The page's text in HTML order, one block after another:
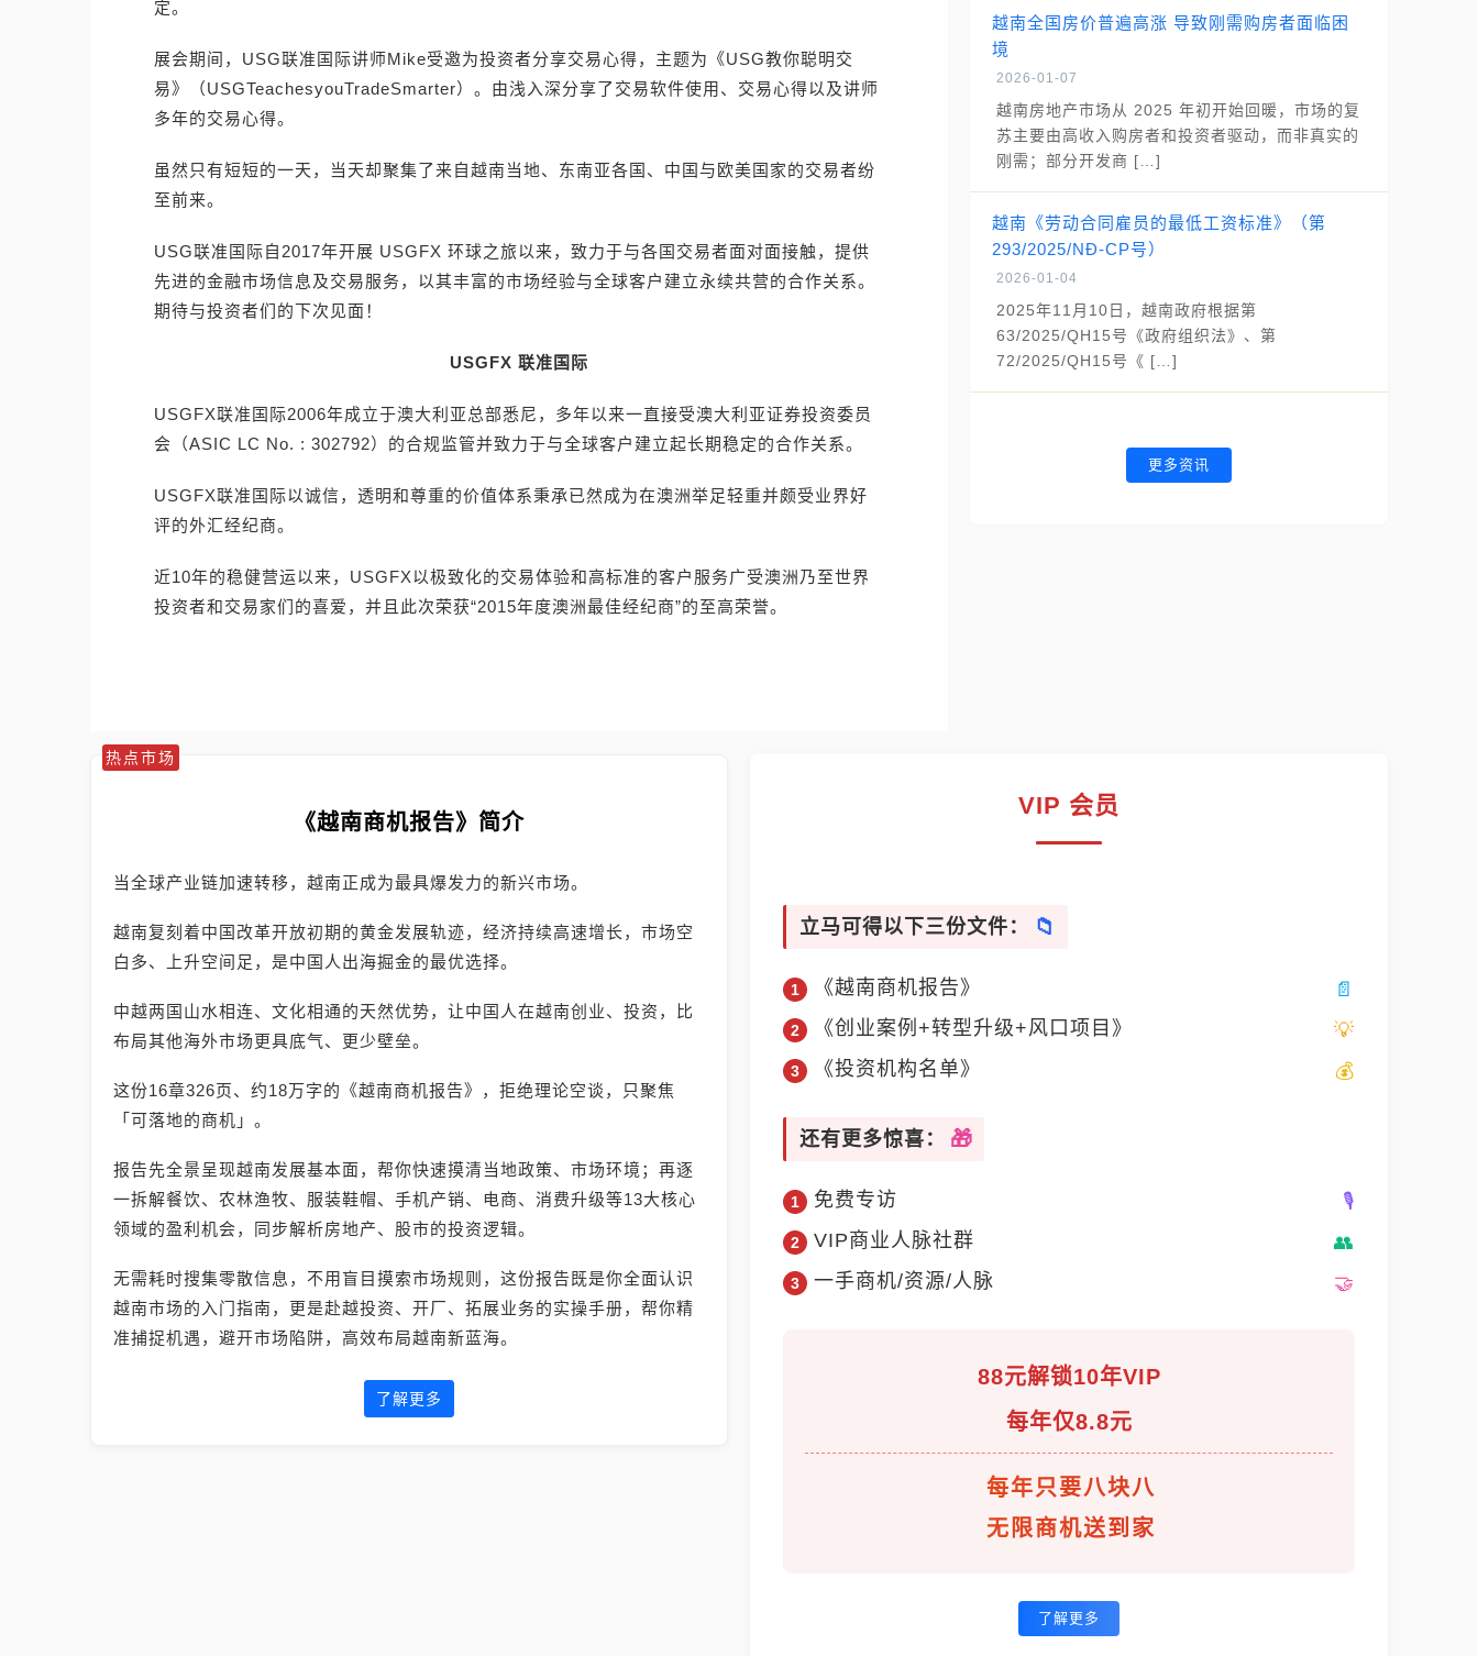
定。
展会期间，USG联准国际讲师Mike受邀为投资者分享交易心得，主题为《USG教你聪明交
易》（USGTeachesyouTradeSmarter）。由浅入深分享了交易软件使用、交易心得以及讲师
多年的交易心得。
虽然只有短短的一天，当天却聚集了来自越南当地、东南亚各国、中国与欧美国家的交易者纷
至前来。
USG联准国际自2017年开展 USGFX 环球之旅以来，致力于与各国交易者面对面接触，提供
先进的金融市场信息及交易服务，以其丰富的市场经验与全球客户建立永续共营的合作关系。
期待与投资者们的下次见面！
USGFX 联准国际
USGFX联准国际2006年成立于澳大利亚总部悉尼，多年以来一直接受澳大利亚证券投资委员
会（ASIC LC No. : 302792）的合规监管并致力于与全球客户建立起长期稳定的合作关系。
USGFX联准国际以诚信，透明和尊重的价值体系秉承已然成为在澳洲举足轻重并颇受业界好
评的外汇经纪商。
近10年的稳健营运以来，USGFX以极致化的交易体验和高标准的客户服务广受澳洲乃至世界
投资者和交易家们的喜爱，并且此次荣获“2015年度澳洲最佳经纪商”的至高荣誉。
越南全国房价普遍高涨 导致刚需购房者面临困
境
2026-01-07
越南房地产市场从 2025 年初开始回暖，市场的复
苏主要由高收入购房者和投资者驱动，而非真实的
刚需；部分开发商 […]
越南《劳动合同雇员的最低工资标准》（第
293/2025/NĐ-CP号）
2026-01-04
2025年11月10日，越南政府根据第
63/2025/QH15号《政府组织法》、第
72/2025/QH15号《 […]
更多资讯
热点市场
《越南商机报告》简介
当全球产业链加速转移，越南正成为最具爆发力的新兴市场。
越南复刻着中国改革开放初期的黄金发展轨迹，经济持续高速增长，市场空
白多、上升空间足，是中国人出海掘金的最优选择。
中越两国山水相连、文化相通的天然优势，让中国人在越南创业、投资，比
布局其他海外市场更具底气、更少壁垒。
这份16章326页、约18万字的《越南商机报告》，拒绝理论空谈，只聚焦
「可落地的商机」。
报告先全景呈现越南发展基本面，帮你快速摸清当地政策、市场环境；再逐
一拆解餐饮、农林渔牧、服装鞋帽、手机产销、电商、消费升级等13大核心
领域的盈利机会，同步解析房地产、股市的投资逻辑。
无需耗时搜集零散信息，不用盲目摸索市场规则，这份报告既是你全面认识
越南市场的入门指南，更是赴越投资、开厂、拓展业务的实操手册，帮你精
准捕捉机遇，避开市场陷阱，高效布局越南新蓝海。
了解更多
VIP 会员
立马可得以下三份文件：
《越南商机报告》
《创业案例+转型升级+风口项目》
《投资机构名单》
还有更多惊喜：
免费专访
VIP商业人脉社群
一手商机/资源/人脉
88元解锁10年VIP
每年仅8.8元
每年只要八块八
无限商机送到家
了解更多